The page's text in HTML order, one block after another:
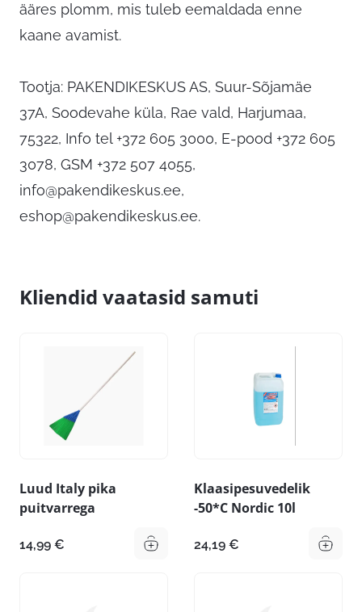
ääres plomm, mis tuleb eemaldada enne
kaane avamist.
Tootja: PAKENDIKESKUS AS, Suur-Sõjamäe
37A, Soodevahe küla, Rae vald, Harjumaa,
75322, Info tel +372 605 3000, E-pood +372 605
3078, GSM +372 507 4055,
info@pakendikeskus.ee,
eshop@pakendikeskus.ee.
Kliendid vaatasid samuti
Luud Italy pika
puitvarrega
14,99 €
Klaasipesuvedelik
-50*C Nordic 10l
24,19 €